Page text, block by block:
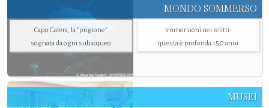
MONDO SOMMERSO
Capo Galera, la "prigione"
sognata da ogni subacqueo
Immersioni nei relitti:
questa è profonda 150 anni
MUSEI